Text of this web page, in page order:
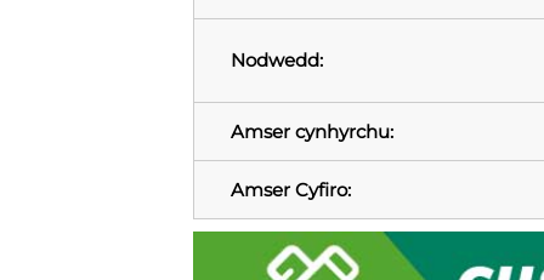
Nodwedd:
Amser cynhyrchu:
Amser Cyfiro: